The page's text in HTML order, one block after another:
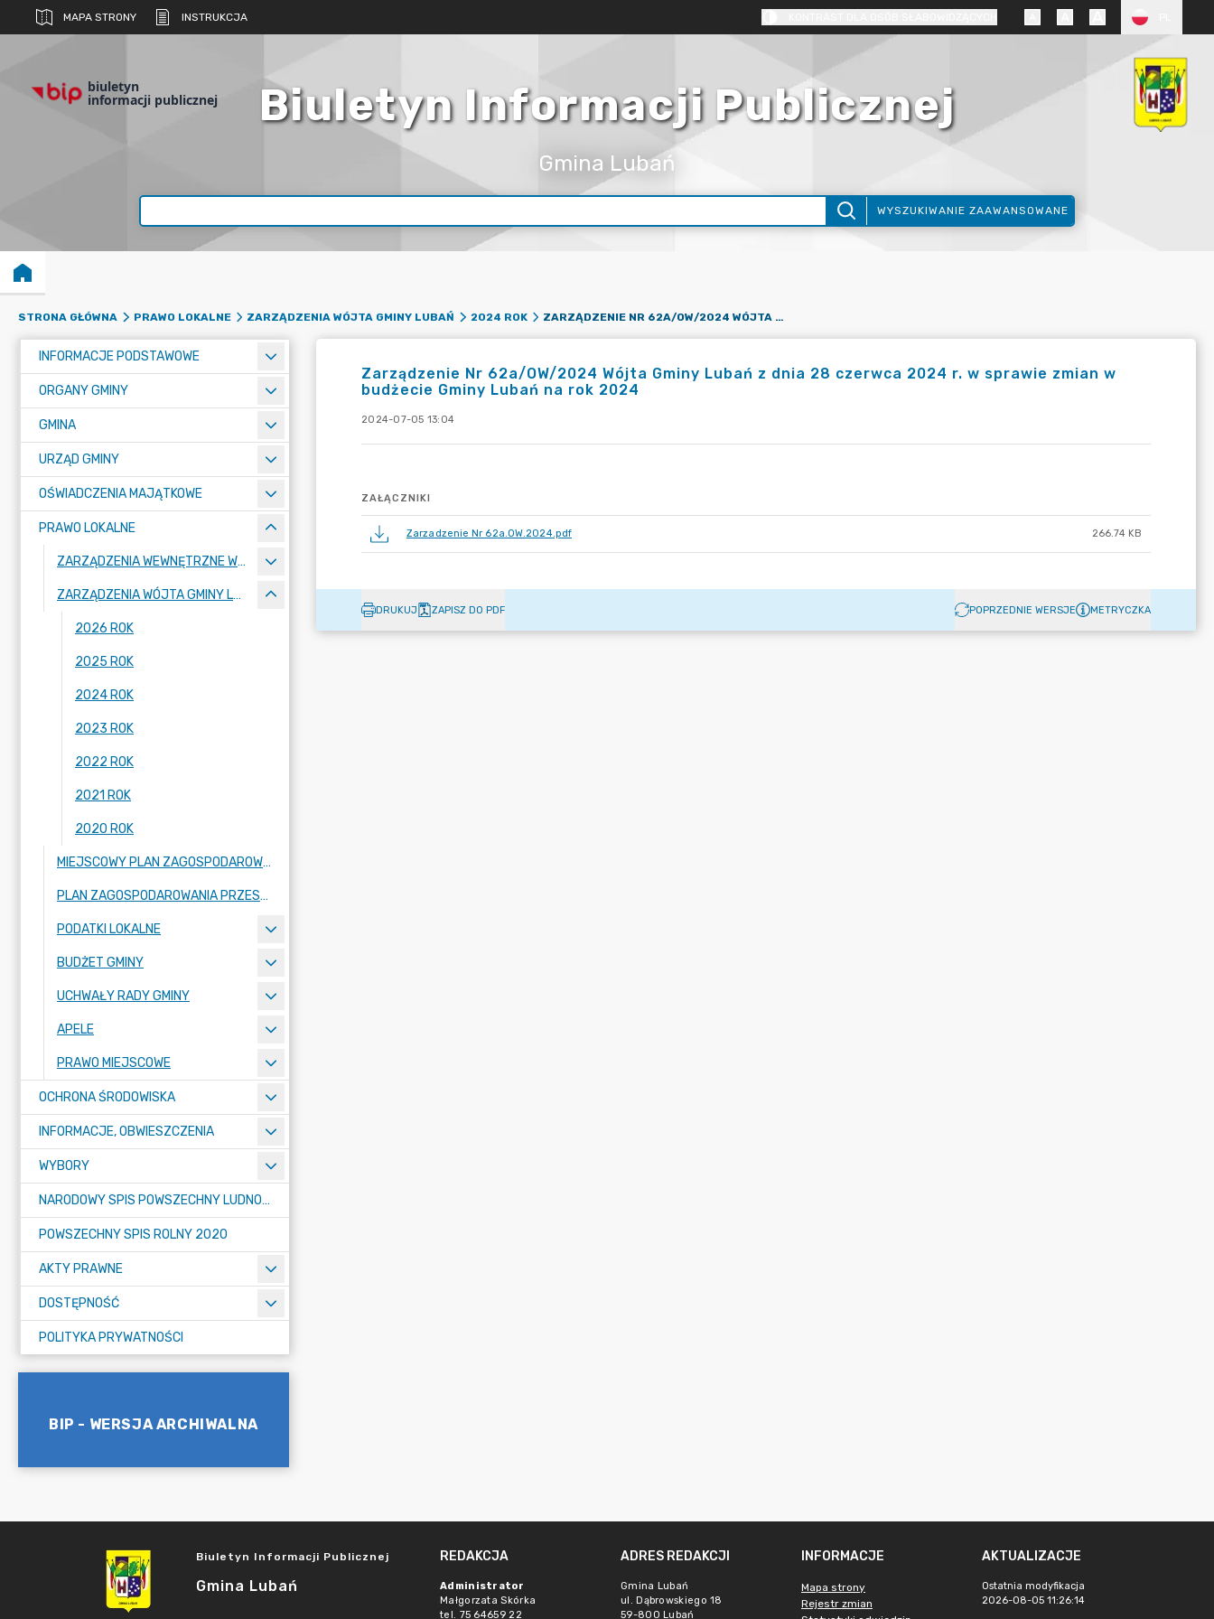
MAPA STRONY INSTRUKCJA
biuletyn
informacji publicznej Biuletyn Informacji Publicznej
Gmina Lubań
WYSZUKIWANIE ZAAWANSOWANE
STRONA GŁÓWNA PRAWO LOKALNE ZARZĄDZENIA WÓJTA GMINY LUBAŃ 2024 ROK ZARZĄDZENIE NR 62A/OW/2024 WÓJTA GMINY LUBAŃ Z DNIA 28 CZERWCA 2024 R. W SPRAWIE ZMIAN W BUDŻECIE GMINY LUBAŃ NA ROK 2024
INFORMACJE PODSTAWOWE
ORGANY GMINY
GMINA
URZĄD GMINY
OŚWIADCZENIA MAJĄTKOWE
PRAWO LOKALNE
ZARZĄDZENIA WEWNĘTRZNE WÓJTA GMINY LUBAŃ
ZARZĄDZENIA WÓJTA GMINY LUBAŃ
2026 ROK
2025 ROK
2024 ROK
2023 ROK
2022 ROK
2021 ROK
2020 ROK
MIEJSCOWY PLAN ZAGOSPODAROWANIA PRZESTRZENNEGO
PLAN ZAGOSPODAROWANIA PRZESTRZENNEGO
PODATKI LOKALNE
BUDŻET GMINY
UCHWAŁY RADY GMINY
APELE
PRAWO MIEJSCOWE
OCHRONA ŚRODOWISKA
INFORMACJE, OBWIESZCZENIA
WYBORY
NARODOWY SPIS POWSZECHNY LUDNOŚCI I MIESZKAŃ W 2021
POWSZECHNY SPIS ROLNY 2020
AKTY PRAWNE
DOSTĘPNOŚĆ
POLITYKA PRYWATNOŚCI
BIP - WERSJA ARCHIWALNA
Zarządzenie Nr 62a/OW/2024 Wójta Gminy Lubań z dnia 28 czerwca 2024 r. w sprawie zmian w
budżecie Gminy Lubań na rok 2024
2024-07-05 13:04
ZAŁĄCZNIKI
Zarzadzenie Nr 62a.OW.2024.pdf 266.74 KB
DRUKUJ ZAPISZ DO PDF POPRZEDNIE WERSJE METRYCZKA
Biuletyn Informacji Publicznej
Gmina Lubań
REDAKCJA
Administrator
Małgorzata Skórka
tel. 75 64659 22
ADRES REDAKCJI
Gmina Lubań
ul. Dąbrowskiego 18
59-800 Lubań
INFORMACJE
Mapa strony
Rejestr zmian
AKTUALIZACJE
Ostatnia modyfikacja
2026-08-05 11:26:14